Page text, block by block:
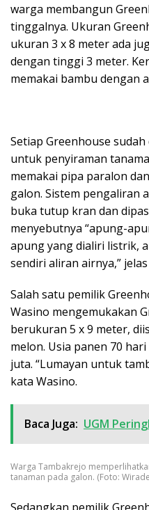
warga membangun
tinggalnya. Ukuran
ukuran 3 x 8 meter ada
dengan tinggi 3 meter.
memakai bambu dengan
Setiap Greenhouse
untuk penyiraman
memakai pipa paralon
galon. Sistem pengaliran
buka tutup kran dan
menyebutnya “apung-
apung yang dialiri listrik,
sendiri aliran airnya,”
Salah satu pemilik
Wasino mengemukakan
berukuran 5 x 9 meter,
melon. Usia panen 70
juta. “Lumayan untuk
kata Wasino.
Baca Juga: UGM
Warga Tambakrejo
tanaman pada galon. (Foto: